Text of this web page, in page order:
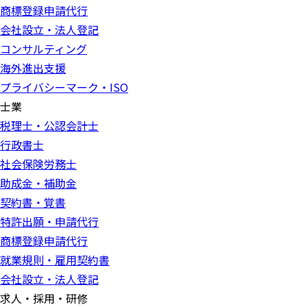
商標登録申請代行
会社設立・法人登記
コンサルティング
海外進出支援
プライバシーマーク・ISO
士業
税理士・公認会計士
行政書士
社会保険労務士
助成金・補助金
契約書・覚書
特許出願・申請代行
商標登録申請代行
就業規則・雇用契約書
会社設立・法人登記
求人・採用・研修